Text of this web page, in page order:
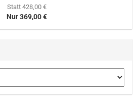
Statt 428,00 €
Nur 369,00 €